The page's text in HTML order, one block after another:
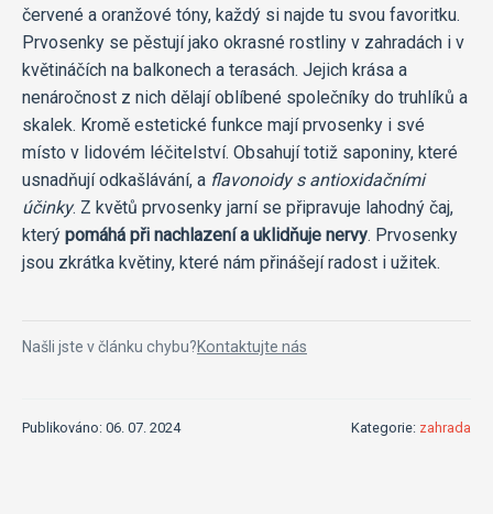
červené a oranžové tóny, každý si najde tu svou favoritku.
Prvosenky se pěstují jako okrasné rostliny v zahradách i v
květináčích na balkonech a terasách. Jejich krása a
nenáročnost z nich dělají oblíbené společníky do truhlíků a
skalek. Kromě estetické funkce mají prvosenky i své
místo v lidovém léčitelství. Obsahují totiž saponiny, které
usnadňují odkašlávání, a flavonoidy s antioxidačními
účinky. Z květů prvosenky jarní se připravuje lahodný čaj,
který pomáhá při nachlazení a uklidňuje nervy. Prvosenky
jsou zkrátka květiny, které nám přinášejí radost i užitek.
Našli jste v článku chybu?Kontaktujte nás
Publikováno: 06. 07. 2024 Kategorie: zahrada